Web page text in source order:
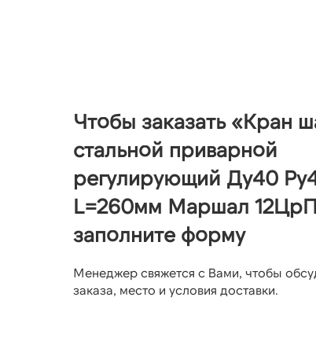
Чтобы заказать «Кран
стальной приварной
регулирующий Ду40
L=260мм Маршал
заполните форму
Менеджер свяжется с Вами, чтобы
заказа, место и условия доставки.